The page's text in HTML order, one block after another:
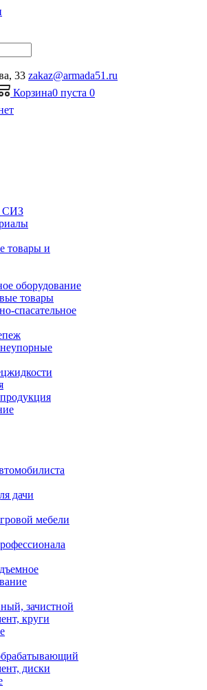
33 zakaz@armada51.ru
Корзина0 пуста 0
СИЗ
товары и
оборудование
товары
спасательное
дачи
мебели
зачистной
круги
диски